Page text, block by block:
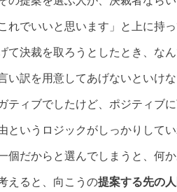
れでいいと思います」と上に持
て決裁を取ろうとしたとき、な
い訳を用意してあげないといけな
ティブでしたけど、ポジティブに
というロジックがしっかりして
個だからと選んでしまうと、何
えると、向こうの提案する先の